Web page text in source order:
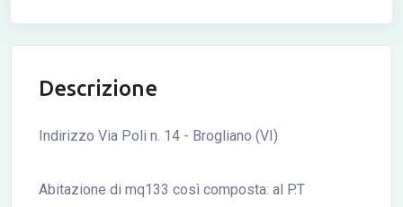
Descrizione
Indirizzo Via Poli n. 14 - Brogliano (VI)
Abitazione di mq133 così composta: al P.T